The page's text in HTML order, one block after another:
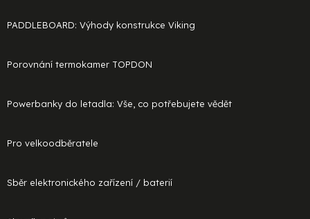
PADDLEBOARD: Výhody konstrukce Viking
Porovnání termokamer TOPDON
Powerbanky do letadla: Vše, co potřebujete vědět
Pro velkoodběratele
Sběr elektronického zařízení / baterií